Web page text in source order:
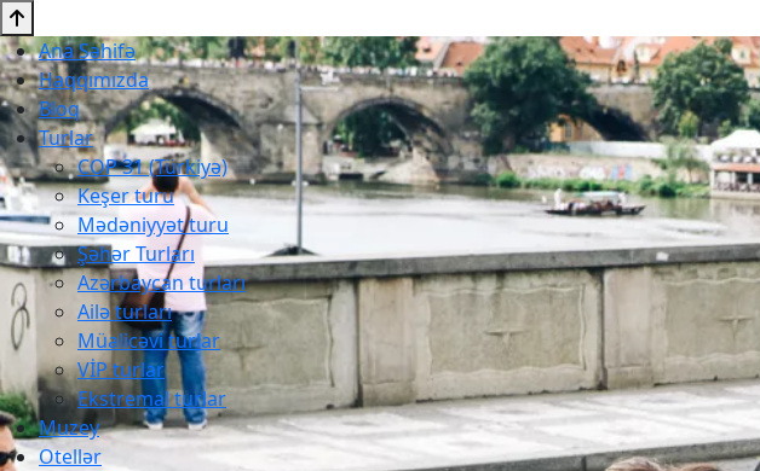
Ana Səhifə
Haqqımızda
Bloq
Turlar
COP 31 (Türkiyə)
Keşer turu
Mədəniyyət turu
Şəhər Turları
Azərbaycan turları
Ailə turları
Müalicəvi turlar
VİP turlar
Ekstremal turlar
Muzey
Otellər